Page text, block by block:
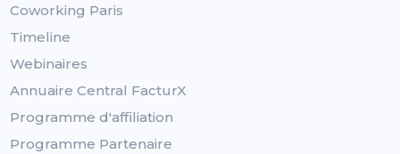
Coworking Paris
Timeline
Webinaires
Annuaire Central FacturX
Programme d'affiliation
Programme Partenaire